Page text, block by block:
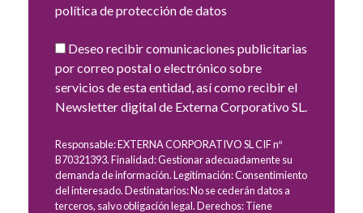
política de protección de datos
Deseo recibir comunicaciones publicitarias
por correo postal o electrónico sobre
servicios de esta entidad, así como recibir el
Newsletter digital de Externa Corporativo SL.
Responsable: EXTERNA CORPORATIVO SL CIF nº
B70321393. Finalidad: Gestionar adecuadamente su
demanda de información. Legitimación: Consentimiento
del interesado. Destinatarios: No se cederán datos a
terceros, salvo obligación legal. Derechos: Tiene